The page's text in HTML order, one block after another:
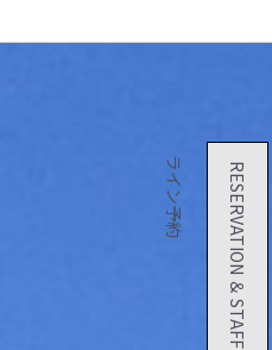
RESERVATION ＆ STAFF
２４時間 オンライン予約